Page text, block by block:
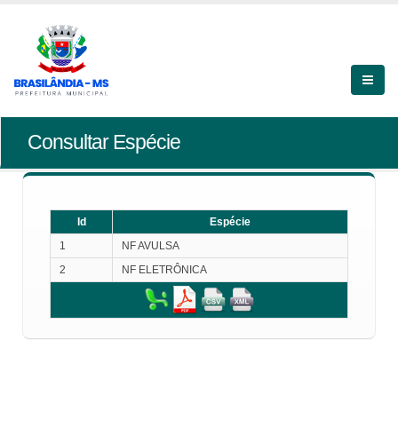
Consultar Espécie
Id
Espécie
1
NF AVULSA
2
NF ELETRÔNICA